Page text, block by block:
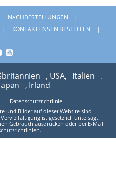
NACHBESTELLUNGEN
KONTAKTLINSEN BESTELLEN
, USA, Italien
,
, Irland
Datenschutzrichtlinie
und Bilder auf dieser Website sind
ist gesetzlich untersagt.
Gebrauch ausdrucken oder per E-Mail